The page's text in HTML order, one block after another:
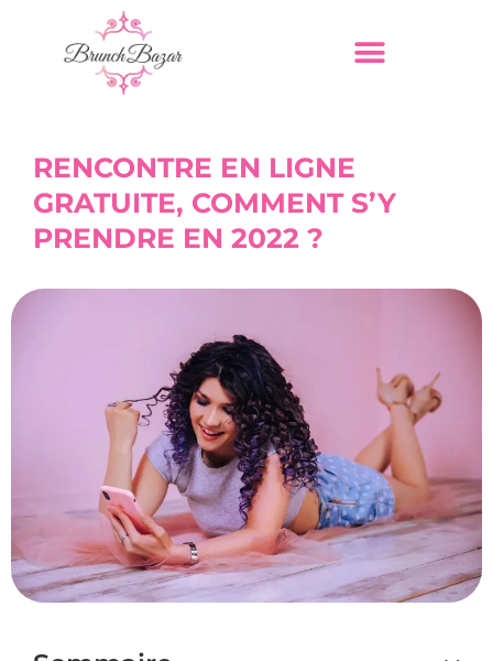
RENCONTRE EN LIGNE
GRATUITE, COMMENT S’Y
PRENDRE EN 2022 ?